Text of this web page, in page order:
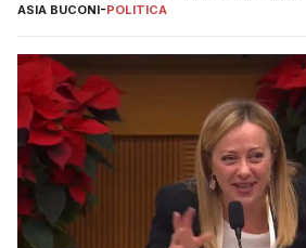
ASIA BUCONI-POLITICA